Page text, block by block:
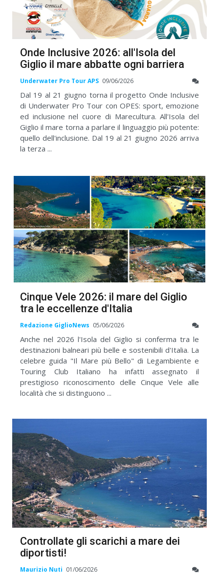
Onde Inclusive 2026: all'Isola del
Giglio il mare abbatte ogni barriera
Underwater Pro Tour APS 09/06/2026
Dal 19 al 21 giugno torna il progetto Onde Inclusive
di Underwater Pro Tour con OPES: sport, emozione
ed inclusione nel cuore di Marecultura. All'Isola del
Giglio il mare torna a parlare il linguaggio più potente:
quello dell'inclusione. Dal 19 al 21 giugno 2026 arriva
la terza ...
Cinque Vele 2026: il mare del Giglio
tra le eccellenze d'Italia
Redazione GiglioNews 05/06/2026
Anche nel 2026 l'Isola del Giglio si conferma tra le
destinazioni balneari più belle e sostenibili d'Italia. La
celebre guida "Il Mare più Bello" di Legambiente e
Touring Club Italiano ha infatti assegnato il
prestigioso riconoscimento delle Cinque Vele alle
località che si distinguono ...
Controllate gli scarichi a mare dei
diportisti!
Maurizio Nuti 01/06/2026